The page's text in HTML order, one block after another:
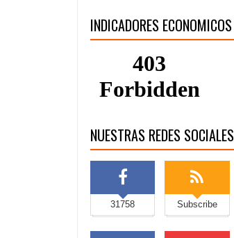
INDICADORES ECONOMICOS
NUESTRAS REDES SOCIALES
31758 Subscribe